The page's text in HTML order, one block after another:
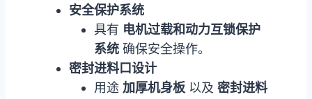
安全保护系统
具有 电机过载和动力互锁保护
系统确保安全操作。
密封进料口设计
用途 加厚机身板以及 密封进料